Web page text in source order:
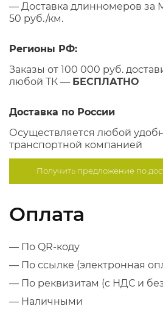
— Доставка длинномеров за
50 руб./км.
Регионы РФ:
Заказы от 100 000 руб.
любой ТК — БЕСПЛАТНО
Доставка по России
Осуществляется любой
транспортной компанией
Получить предложение по
Оплата
— По QR-коду
— По ссылке (электронная
— По реквизитам (с НДС и
— Наличными